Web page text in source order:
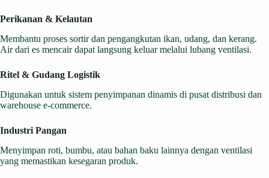
Perikanan & Kelautan
Membantu proses sortir dan pengangkutan ikan, udang, dan kerang.
Air dari es mencair dapat langsung keluar melalui lubang ventilasi.
Ritel & Gudang Logistik
Digunakan untuk sistem penyimpanan dinamis di pusat distribusi dan
warehouse e-commerce.
Industri Pangan
Menyimpan roti, bumbu, atau bahan baku lainnya dengan ventilasi
yang memastikan kesegaran produk.